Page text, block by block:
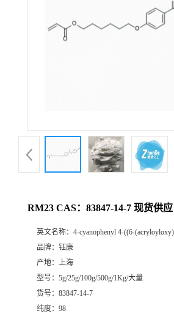
RM23 CAS：83847-14-7 现货供
英文名称： 4-cyanophenyl 4-((6-
品牌： 钰康
产地： 上海
型号： 5g/25g/100g/500g/1Kg/大量
货号： 83847-14-7
纯度： 98